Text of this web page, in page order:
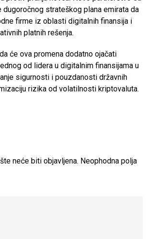
dugoročnog strateškog plana emirata da
firme iz oblasti digitalnih finansija i
platnih rešenja.
će ova promena dodatno ojačati
od lidera u digitalnim finansijama u
sigurnosti i pouzdanosti državnih
rizika od volatilnosti kriptovaluta.
neće biti objavljena. Neophodna polja